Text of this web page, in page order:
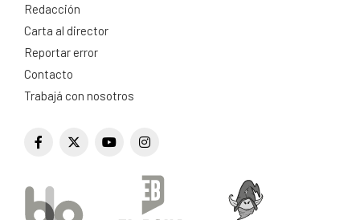
Redacción
Carta al director
Reportar error
Contacto
Trabajá con nosotros